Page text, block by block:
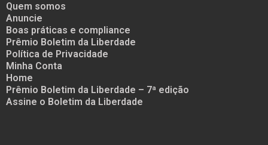
Quem somos
Anuncie
Boas práticas e compliance
Prêmio Boletim da Liberdade
Política de Privacidade
Minha Conta
Home
Prêmio Boletim da Liberdade – 7ª edição
Assine o Boletim da Liberdade